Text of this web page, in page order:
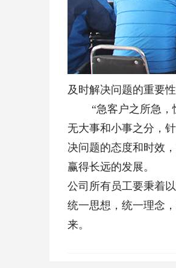
及时解决问题的重要性
“急客户之所急，忧
无大事和小事之分，
决问题的态度和时效
赢得长远的发展。
公司所有员工要秉着
统一思想，统一理念
来。